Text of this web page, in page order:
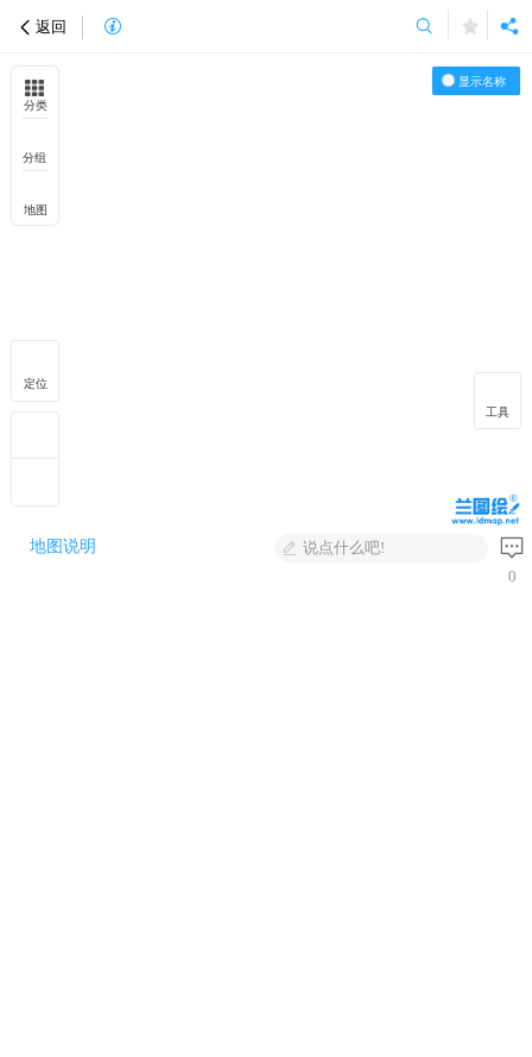
返回
地图说明
说点什么吧!
0
显示名称
分类
分组
地图
定位
工具